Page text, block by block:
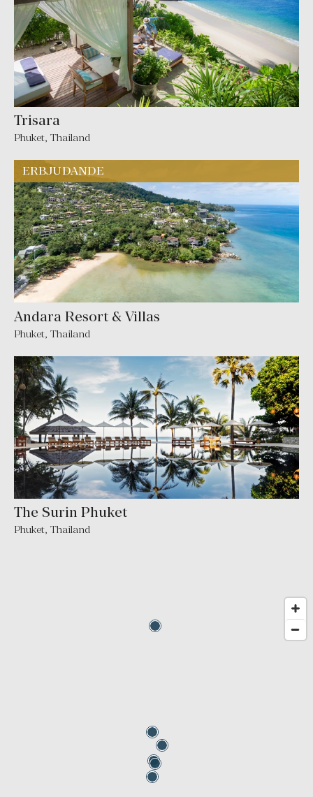
Trisara
Phuket, Thailand
Andara Resort & Villas
Phuket, Thailand
The Surin Phuket
Phuket, Thailand